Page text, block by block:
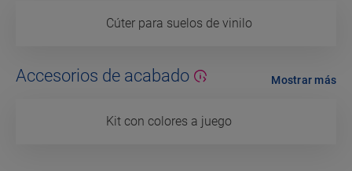
Cúter para suelos de vinilo
Accesorios de acabado
Kit con colores a juego
Mostrar más